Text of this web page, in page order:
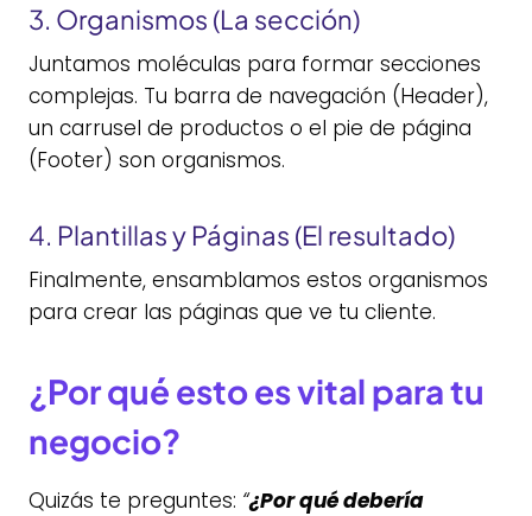
3. Organismos (La sección)
Juntamos moléculas para formar secciones
complejas. Tu barra de navegación (Header),
un carrusel de productos o el pie de página
(Footer) son organismos.
4. Plantillas y Páginas (El resultado)
Finalmente, ensamblamos estos organismos
para crear las páginas que ve tu cliente.
¿Por qué esto es vital para tu
negocio?
Quizás te preguntes: “¿Por qué debería